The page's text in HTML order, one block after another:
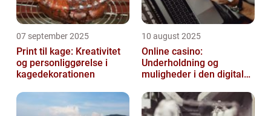
07 september 2025
Print til kage: Kreativitet
og personliggørelse i
kagedekorationen
10 august 2025
Online casino:
Underholdning og
muligheder i den digitale